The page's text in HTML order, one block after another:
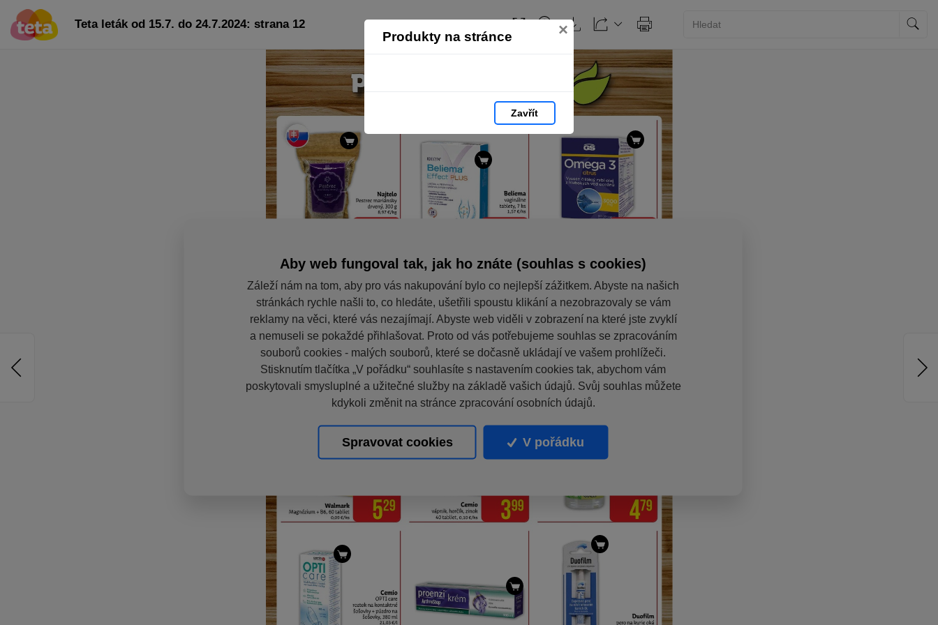
Produkty na stránce ×
Zavřít
Teta leták od 15.7. do 24.7.2024: strana 12
Aby web fungoval tak, jak ho znáte (souhlas s cookies)
Záleží nám na tom, aby pro vás nakupování bylo co nejlepší zážitkem. Abyste na našich
stránkách rychle našli to, co hledáte, ušetřili spoustu klikání a nezobrazovaly se vám
reklamy na věci, které vás nezajímají. Abyste web viděli v zobrazení na které jste zvyklí
a nemuseli se pokaždé přihlašovat. Proto od vás potřebujeme souhlas se zpracováním
souborů cookies - malých souborů, které se dočasně ukládají ve vašem prohlížeči.
Stisknutím tlačítka „V pořádku“ souhlasíte s nastavením cookies tak, abychom vám
poskytovali smysluplné a užitečné služby na základě vašich údajů. Svůj souhlas můžete
kdykoli změnit na stránce zpracování osobních údajů.
Spravovat cookies V pořádku